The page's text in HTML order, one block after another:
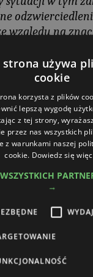
względu na
dzierżaw”
Podhajski,
Europejski
Polskiej.
skala produkcji a
został
przez Zespół
Rolnych i
i Gospodarki
Badawczego.
w wersji do
strona używa
cookie
korzysta z plików
lepszą wygodę
z tej strony,
przez nas wszystkich
z warunkami naszej
cookie. Dowiedz się
→